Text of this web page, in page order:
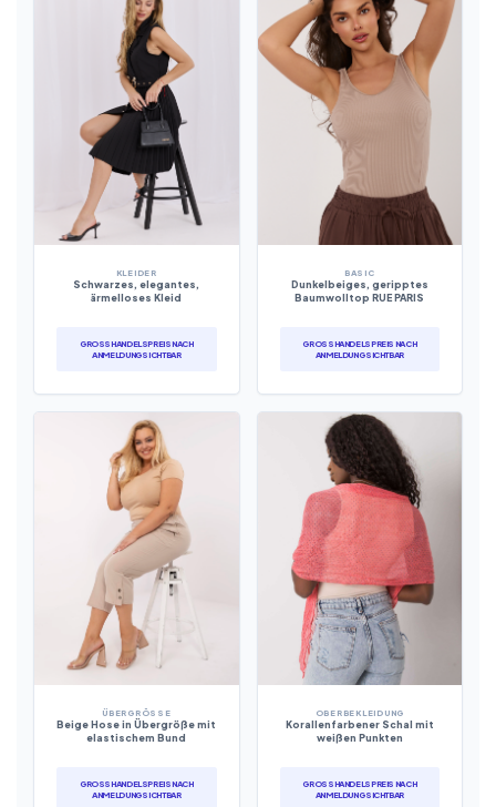
KLEIDER
Schwarzes, elegantes,
ärmelloses Kleid
GROSSHANDELSPREIS NACH A
NMELDUNG SICHTBAR
BASIC
Dunkelbeiges, geripptes
Baumwolltop RUE PARIS
GROSSHANDELSPREIS NACH A
NMELDUNG SICHTBAR
ÜBERGRÖSSE
Beige Hose in Übergröße mit
elastischem Bund
GROSSHANDELSPREIS NACH A
NMELDUNG SICHTBAR
OBERBEKLEIDUNG
Korallenfarbener Schal mit
weißen Punkten
GROSSHANDELSPREIS NACH A
NMELDUNG SICHTBAR